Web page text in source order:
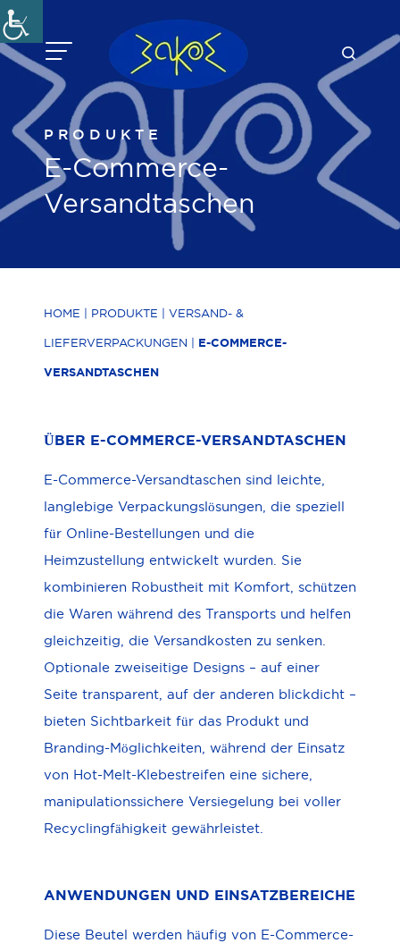
Zum
Inhalt
springen
PRODUKTE
E-Commerce-
Versandtaschen
HOME PRODUKTE VERSAND- &
LIEFERVERPACKUNGEN E-COMMERCE-
VERSANDTASCHEN
ÜBER E-COMMERCE-VERSANDTASCHEN
E-Commerce-Versandtaschen sind leichte,
langlebige Verpackungslösungen, die speziell
für Online-Bestellungen und die
Heimzustellung entwickelt wurden. Sie
kombinieren Robustheit mit Komfort, schützen
die Waren während des Transports und helfen
gleichzeitig, die Versandkosten zu senken.
Optionale zweiseitige Designs – auf einer
Seite transparent, auf der anderen blickdicht –
bieten Sichtbarkeit für das Produkt und
Branding-Möglichkeiten, während der Einsatz
von Hot-Melt-Klebestreifen eine sichere,
manipulationssichere Versiegelung bei voller
Recyclingfähigkeit gewährleistet.
ANWENDUNGEN UND EINSATZBEREICHE
Diese Beutel werden häufig von E-Commerce-